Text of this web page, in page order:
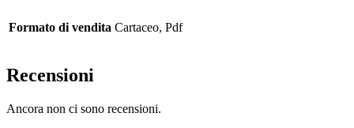
Formato di vendita Cartaceo, Pdf
Recensioni
Ancora non ci sono recensioni.